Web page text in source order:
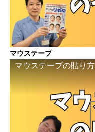
マウステープ
マウステープの貼り方